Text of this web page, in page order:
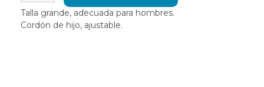
Talla grande, adecuada para hombres.
Cordón de hijo, ajustable.